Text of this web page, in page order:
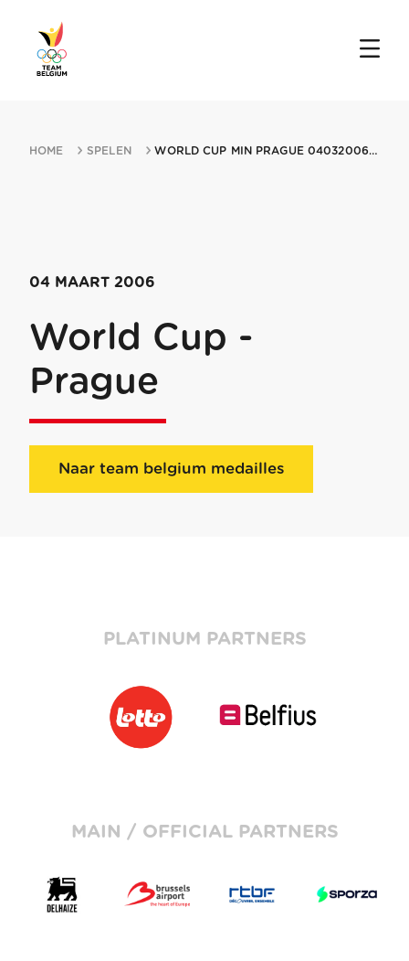
HOME SPELEN WORLD CUP MIN PRAGUE 04032006 PRAGUE
04 MAART 2006
World Cup -
Prague
Naar team belgium medailles
PLATINUM PARTNERS
MAIN / OFFICIAL PARTNERS